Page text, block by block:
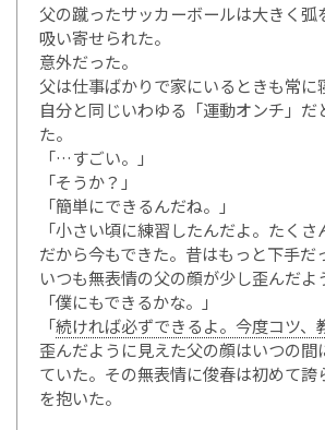
父の蹴ったサッカーボールは大きく弧
吸い寄せられた。
意外だった。
父は仕事ばかりで家にいるときも常に
自分と同じいわゆる「運動オンチ」だ
た。
「…すごい。」
「そうか？」
「簡単にできるんだね。」
「小さい頃に練習したんだよ。たくさ
だから今もできた。昔はもっと下手だ
いつも無表情の父の顔が少し歪んだよ
「僕にもできるかな。」
「続ければ必ずできるよ。今度コツ、
歪んだように見えた父の顔はいつの間
ていた。その無表情に俊春は初めて誇
を抱いた。